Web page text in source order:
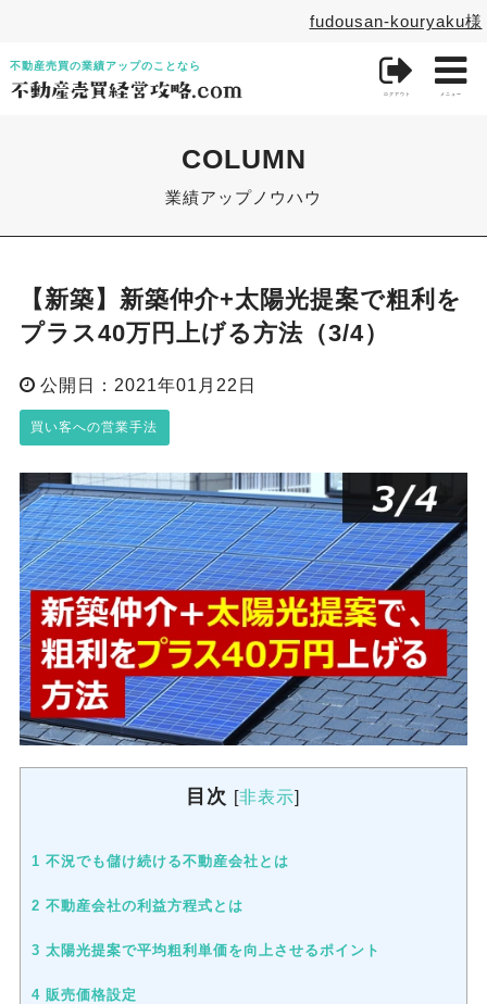
fudousan-kouryaku様
不動産売買の業績アップのことなら
ログアウト

メニュー
COLUMN
業績アップノウハウ
【新築】新築仲介+太陽光提案で粗利を
プラス40万円上げる方法（3/4）
公開日：2021年01月22日
買い客への営業手法
目次 [非表示]
1 不況でも儲け続ける不動産会社とは
2 不動産会社の利益方程式とは
3 太陽光提案で平均粗利単価を向上させるポイント
4販売価格設定